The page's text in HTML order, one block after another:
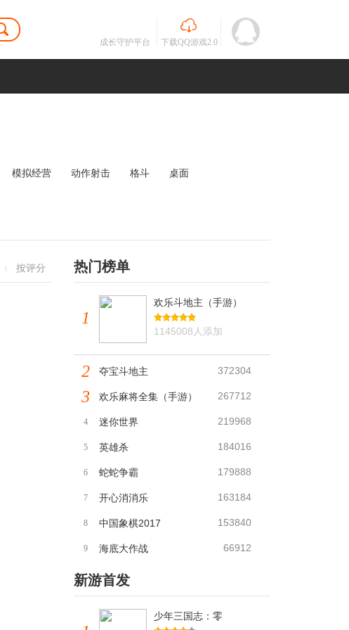
成长守护平台 下载QQ游戏2.0
模拟经营 动作射击 格斗
桌面
按评分 热门榜单
1
欢乐斗地主（手游）
1145008人添加
2 夺宝斗地主 372304
3 欢乐麻将全集（手游） 267712
4 迷你世界 219968
5 英雄杀 184016
6 蛇蛇争霸 179888
7 开心消消乐 163184
8 中国象棋2017 153840
9 海底大作战 66912
新游首发
少年三国志：零